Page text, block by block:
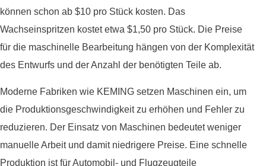
können schon ab $10 pro Stück kosten. Das
Wachseinspritzen kostet etwa $1,50 pro Stück. Die Preise
für die maschinelle Bearbeitung hängen von der Komplexität
des Entwurfs und der Anzahl der benötigten Teile ab.
Moderne Fabriken wie KEMING setzen Maschinen ein, um
die Produktionsgeschwindigkeit zu erhöhen und Fehler zu
reduzieren. Der Einsatz von Maschinen bedeutet weniger
manuelle Arbeit und damit niedrigere Preise. Eine schnelle
Produktion ist für Automobil- und Flugzeugteile